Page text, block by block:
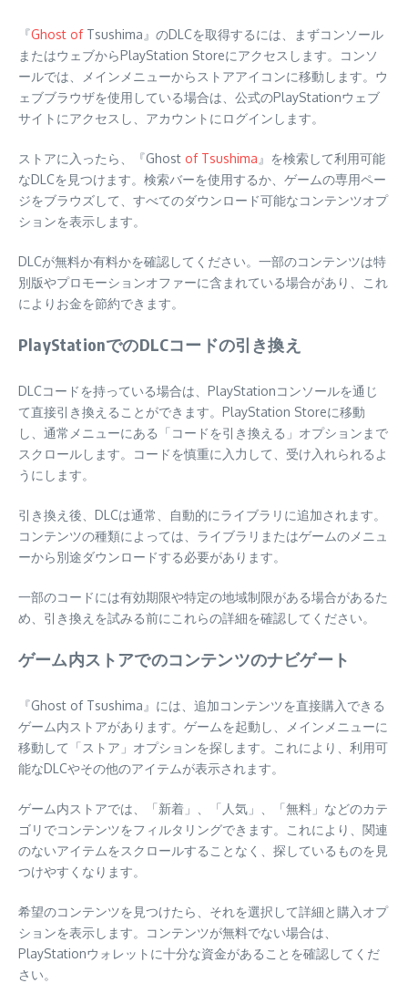
『Ghost ofTsushima』のDLCを取得するには、まずコンソール
またはウェブからPlayStation Storeにアクセスします。コンソ
ールでは、メインメニューからストアアイコンに移動します。ウ
ェブブラウザを使用している場合は、公式のPlayStationウェブ
サイトにアクセスし、アカウントにログインします。
ストアに入ったら、『Ghost of Tsushima 』を検索して利用可能
なDLCを見つけます。検索バーを使用するか、ゲームの専用ペー
ジをブラウズして、すべてのダウンロード可能なコンテンツオプ
ションを表示します。
DLCが無料か有料かを確認してください。一部のコンテンツは特
別版やプロモーションオファーに含まれている場合があり、これ
によりお金を節約できます。
PlayStationでのDLCコードの引き換え
DLCコードを持っている場合は、PlayStationコンソールを通じ
て直接引き換えることができます。PlayStation Storeに移動
し、通常メニューにある「コードを引き換える」オプションまで
スクロールします。コードを慎重に入力して、受け入れられるよ
うにします。
引き換え後、DLCは通常、自動的にライブラリに追加されます。
コンテンツの種類によっては、ライブラリまたはゲームのメニュ
ーから別途ダウンロードする必要があります。
一部のコードには有効期限や特定の地域制限がある場合があるた
め、引き換えを試みる前にこれらの詳細を確認してください。
ゲーム内ストアでのコンテンツのナビゲート
『Ghost of Tsushima』には、追加コンテンツを直接購入できる
ゲーム内ストアがあります。ゲームを起動し、メインメニューに
移動して「ストア」オプションを探します。これにより、利用可
能なDLCやその他のアイテムが表示されます。
ゲーム内ストアでは、「新着」、「人気」、「無料」などのカテ
ゴリでコンテンツをフィルタリングできます。これにより、関連
のないアイテムをスクロールすることなく、探しているものを見
つけやすくなります。
希望のコンテンツを見つけたら、それを選択して詳細と購入オプ
ションを表示します。コンテンツが無料でない場合は、
PlayStationウォレットに十分な資金があることを確認してくだ
さい。